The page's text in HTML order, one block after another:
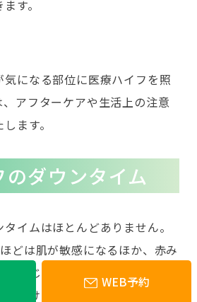
WEB予約
す。
気になる部位に医療ハイフを照
アフターケアや生活上の注意
ます。
のダウンタイム
イムはほとんどありません。
どは肌が敏感になるほか、赤み
が生じる場合があります。重要
は受けない方がよいでしょう。